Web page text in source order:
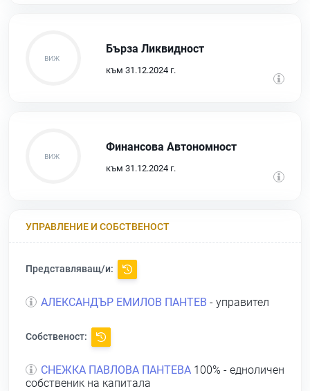
Бърза Ликвидност
към 31.12.2024 г.
Финансова Автономност
към 31.12.2024 г.
УПРАВЛЕНИЕ И СОБСТВЕНОСТ
Представляващ/и:
АЛЕКСАНДЪР ЕМИЛОВ ПАНТЕВ - управител
Собственост:
СНЕЖКА ПАВЛОВА ПАНТЕВА 100% - едноличен
собственик на капитала